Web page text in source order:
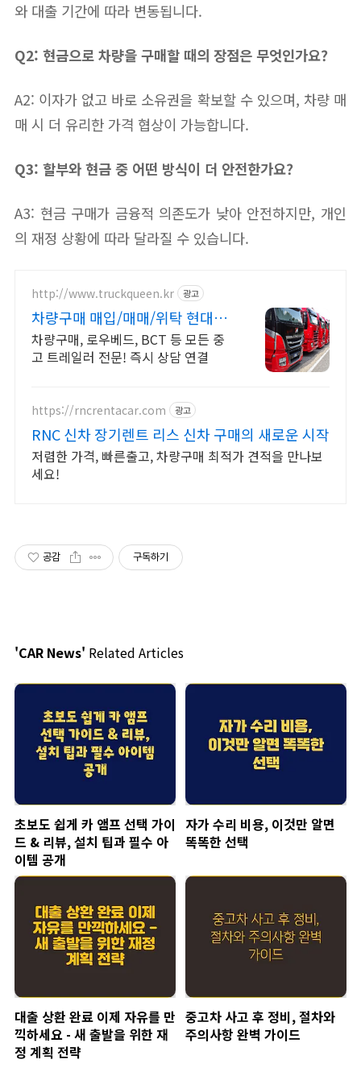
와 대출 기간에 따라 변동됩니다.
Q2: 현금으로 차량을 구매할 때의 장점은 무엇인가요?
A2: 이자가 없고 바로 소유권을 확보할 수 있으며, 차량 매
매 시 더 유리한 가격 협상이 가능합니다.
Q3: 할부와 현금 중 어떤 방식이 더 안전한가요?
A3: 현금 구매가 금융적 의존도가 낮아 안전하지만, 개인
의 재정 상황에 따라 달라질 수 있습니다.
http://www.truckqueen.kr 광고
차량구매 매입/매매/위탁 현대캐
피탈 제휴업체
차량구매, 로우베드, BCT 등 모든 중
고 트레일러 전문! 즉시 상담 연결
https://rncrentacar.com 광고
RNC 신차 장기렌트 리스 신차 구매의 새로운 시작
저렴한 가격, 빠른출고, 차량구매 최적가 견적을 만나보
세요!
공감 구독하기
'CAR News' Related Articles
초보도 쉽게 카 앰프 선택 가이
드 & 리뷰, 설치 팁과 필수 아
이템 공개
자가 수리 비용, 이것만 알면
똑똑한 선택
대출 상환 완료 이제 자유를 만
끽하세요 - 새 출발을 위한 재
정 계획 전략
중고차 사고 후 정비, 절차와
주의사항 완벽 가이드